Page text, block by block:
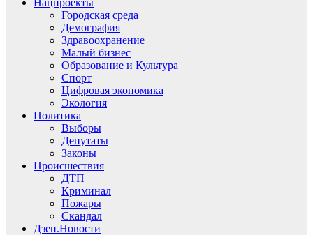
Нацпроекты
Городская среда
Демография
Здравоохранение
Малый бизнес
Образование и Культура
Спорт
Цифровая экономика
Экология
Политика
Выборы
Депутаты
Законы
Происшествия
ДТП
Криминал
Пожары
Скандал
Дзен.Новости